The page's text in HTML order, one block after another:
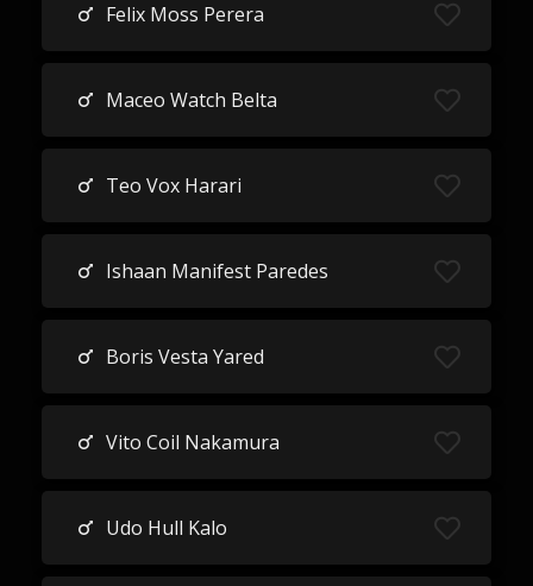
Felix Moss Perera
Maceo Watch Belta
Teo Vox Harari
Ishaan Manifest Paredes
Boris Vesta Yared
Vito Coil Nakamura
Udo Hull Kalo